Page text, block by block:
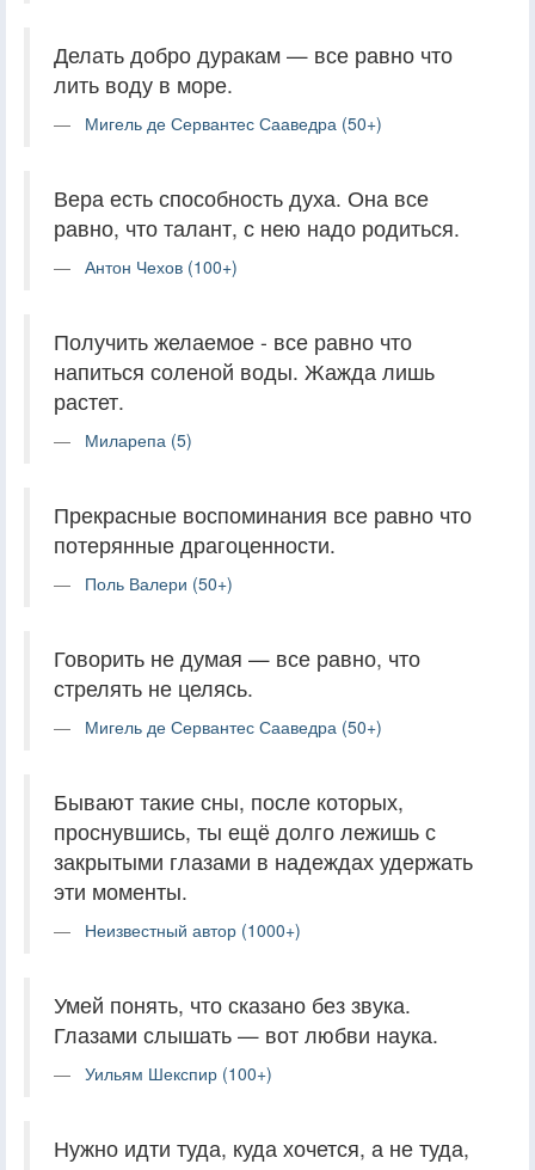
Делать добро дуракам — все равно что
лить воду в море.
Мигель де Сервантес Сааведра (50+)
Вера есть способность духа. Она все
равно, что талант, с нею надо родиться.
Антон Чехов (100+)
Получить желаемое - все равно что
напиться соленой воды. Жажда лишь
растет.
Миларепа (5)
Прекрасные воспоминания все равно что
потерянные драгоценности.
Поль Валери (50+)
Говорить не думая — все равно, что
стрелять не целясь.
Мигель де Сервантес Сааведра (50+)
Бывают такие сны, после которых,
проснувшись, ты ещё долго лежишь с
закрытыми глазами в надеждах удержать
эти моменты.
Неизвестный автор (1000+)
Умей понять, что сказано без звука.
Глазами слышать — вот любви наука.
Уильям Шекспир (100+)
Нужно идти туда, куда хочется, а не туда,